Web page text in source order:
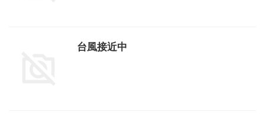
台風接近中